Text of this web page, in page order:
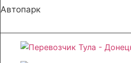
Автопарк